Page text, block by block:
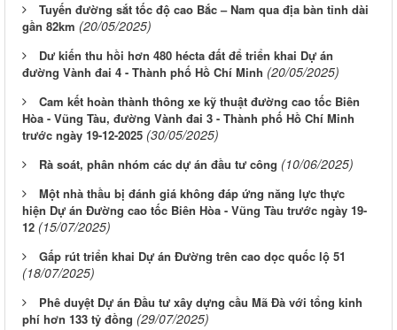
Tuyến đường sắt tốc độ cao Bắc – Nam qua địa bàn tỉnh dài
gần 82km (20/05/2025)
Dư kiến thu hồi hơn 480 hécta đất để triển khai Dự án
đường Vành đai 4 - Thành phố Hồ Chí Minh (20/05/2025)
Cam kết hoàn thành thông xe kỹ thuật đường cao tốc Biên
Hòa - Vũng Tàu, đường Vành đai 3 - Thành phố Hồ Chí Minh
trước ngày 19-12-2025 (30/05/2025)
Rà soát, phân nhóm các dự án đầu tư công (10/06/2025)
Một nhà thầu bị đánh giá không đáp ứng năng lực thực
hiện Dự án Đường cao tốc Biên Hòa - Vũng Tàu trước ngày 19-
12 (15/07/2025)
Gấp rút triển khai Dự án Đường trên cao dọc quốc lộ 51
(18/07/2025)
Phê duyệt Dự án Đầu tư xây dựng cầu Mã Đà với tổng kinh
phí hơn 133 tỷ đồng (29/07/2025)